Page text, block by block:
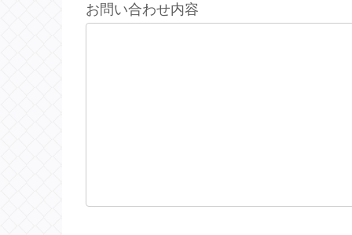
お問い合わせ内容